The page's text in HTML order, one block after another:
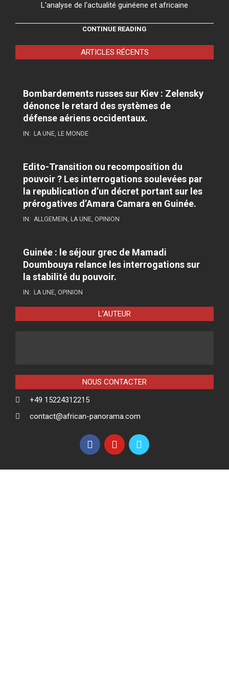
L'analyse de l'actualité guinéene et africaine
CONTINUE READING
ARTICLES RÉCENTS
Bombardements russes sur Kiev : Zelensky
dénonce le retard des systèmes de
défense aériens occidentaux.
IN: LA UNE, LE MONDE
Edito-Transition ou recomposition du
pouvoir ? Les interrogations soulevées par
la republication d’un décret portant sur les
prérogatives d’Amara Camara en Guinée.
IN: ALLGEMEIN, LA UNE, OPINION
Guinée : le séjour grec de Mamadi
Doumbouya relance les interrogations sur
la stabilité du pouvoir.
IN: LA UNE, OPINION
L’AUTEUR
NOUS CONTACTER
+49 15224312215
contact@african-panorama.com